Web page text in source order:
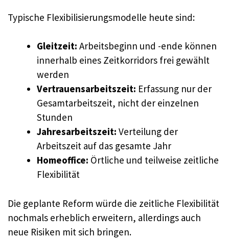
Typische Flexibilisierungsmodelle heute sind:
Gleitzeit: Arbeitsbeginn und -ende können
innerhalb eines Zeitkorridors frei gewählt
werden
Vertrauensarbeitszeit: Erfassung nur der
Gesamtarbeitszeit, nicht der einzelnen
Stunden
Jahresarbeitszeit: Verteilung der
Arbeitszeit auf das gesamte Jahr
Homeoffice: Örtliche und teilweise zeitliche
Flexibilität
Die geplante Reform würde die zeitliche Flexibilität
nochmals erheblich erweitern, allerdings auch
neue Risiken mit sich bringen.